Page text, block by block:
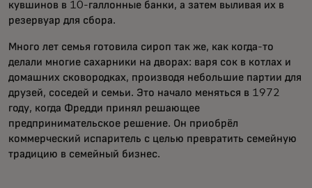
кувшинов в 10-галлонные банки, а затем выливая их в
резервуар для сбора.
Много лет семья готовила сироп так же, как когда-то
делали многие сахарники на дворах: варя сок в котлах и
домашних сковородках, производя небольшие партии для
друзей, соседей и семьи. Это начало меняться в 1972
году, когда Фредди принял решающее
предпринимательское решение. Он приобрёл
коммерческий испаритель с целью превратить семейную
традицию в семейный бизнес.